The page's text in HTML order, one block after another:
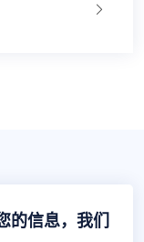
的信息，我们